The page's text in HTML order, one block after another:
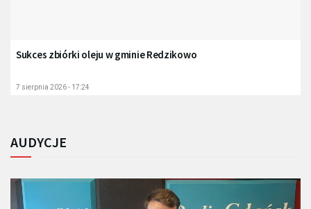
Sukces zbiórki oleju w gminie Redzikowo
7 sierpnia 2026 - 17:24
AUDYCJE